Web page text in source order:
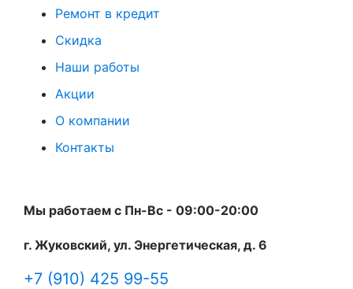
Ремонт в кредит
Скидка
Наши работы
Акции
О компании
Контакты
Мы работаем с Пн-Вc - 09:00-20:00
г. Жуковский, ул. Энергетическая, д. 6
+7 (910) 425 99-55